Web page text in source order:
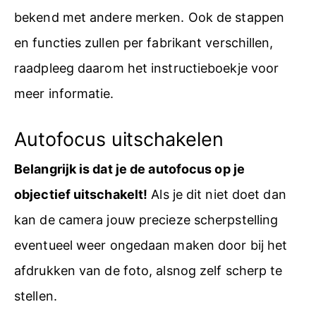
bekend met andere merken. Ook de stappen
en functies zullen per fabrikant verschillen,
raadpleeg daarom het instructieboekje voor
meer informatie.
Autofocus uitschakelen
Belangrijk is dat je de autofocus op je
objectief uitschakelt! Als je dit niet doet dan
kan de camera jouw precieze scherpstelling
eventueel weer ongedaan maken door bij het
afdrukken van de foto, alsnog zelf scherp te
stellen.